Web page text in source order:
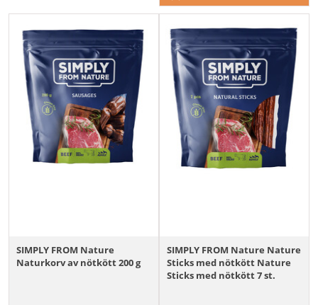
SIMPLY FROM Nature
Naturkorv av nötkött 200 g
SIMPLY FROM Nature Nature
Sticks med nötkött Nature
Sticks med nötkött 7 st.